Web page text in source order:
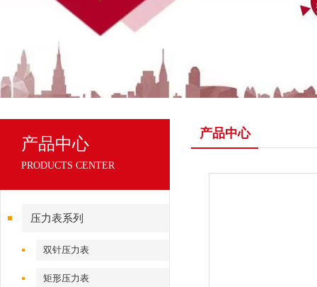
产品中心
PRODUCTS CENTER
压力表系列
双针压力表
矩形压力表
产品中心